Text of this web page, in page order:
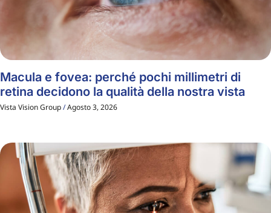
Macula e fovea: perché pochi millimetri di
retina decidono la qualità della nostra vista
Vista Vision Group Agosto 3, 2026